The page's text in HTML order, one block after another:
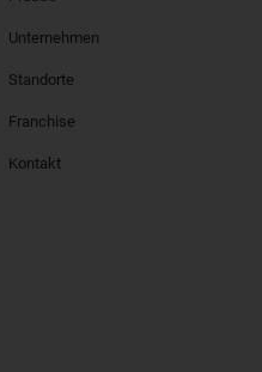
Unternehmen
Standorte
Franchise
Kontakt